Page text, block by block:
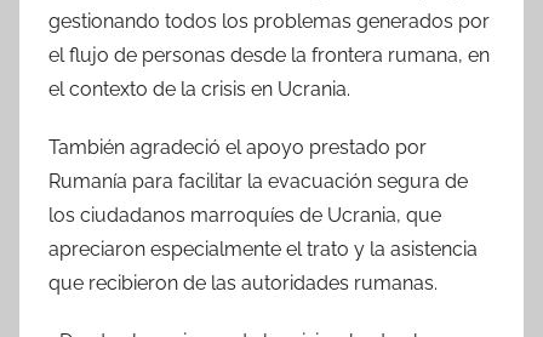
gestionando todos los problemas generados por
el flujo de personas desde la frontera rumana, en
el contexto de la crisis en Ucrania.
También agradeció el apoyo prestado por
Rumanía para facilitar la evacuación segura de
los ciudadanos marroquíes de Ucrania, que
apreciaron especialmente el trato y la asistencia
que recibieron de las autoridades rumanas.